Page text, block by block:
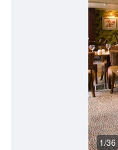
1/36